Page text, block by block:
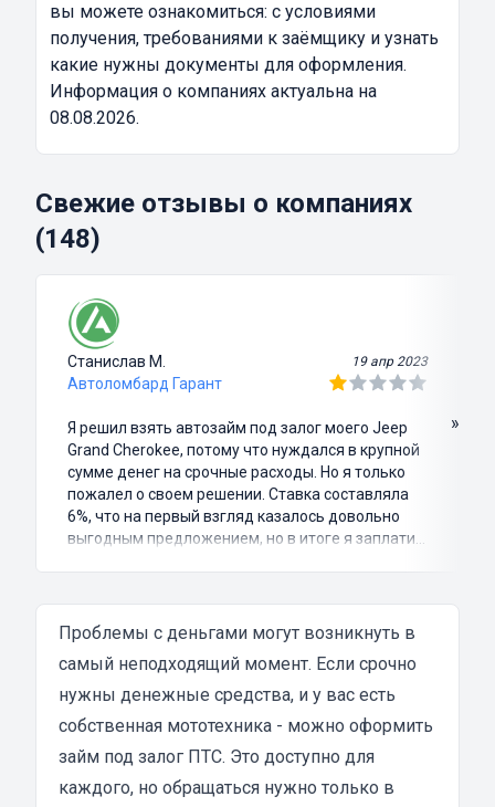
вы можете ознакомиться: с условиями
получения, требованиями к заёмщику и узнать
какие нужны документы для оформления.
Информация о компаниях актуальна на
08.08.2026.
Свежие отзывы о компаниях
(148)
Станислав М. 19 апр 2023
Автоломбард Гарант
Я решил взять автозайм под залог моего Jeep
Grand Cherokee, потому что нуждался в крупной
сумме денег на срочные расходы. Но я только
пожалел о своем решении. Ставка составляла
6%, что на первый взгляд казалось довольно
выгодным предложением, но в итоге я заплатил
затянутым и занял много времени и усилий.
Никакого профессионализма и
Разочарование и раздражение - это все, что я
испытал в результате этого кредита...
»
Проблемы с деньгами могут возникнуть в
самый неподходящий момент. Если срочно
нужны денежные средства, и у вас есть
собственная мототехника - можно оформить
займ под залог ПТС. Это доступно для
каждого, но обращаться нужно только в